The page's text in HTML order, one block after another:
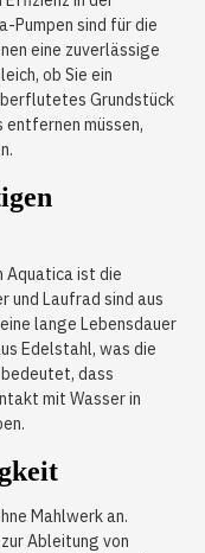
Pumpen sind für die
eine zuverlässige
ob Sie ein
Grundstück
entfernen müssen,
Aquatica ist die
und Laufrad sind aus
lange Lebensdauer
Edelstahl, was die
dass
mit Wasser in
Mahlwerk an.
Ableitung von